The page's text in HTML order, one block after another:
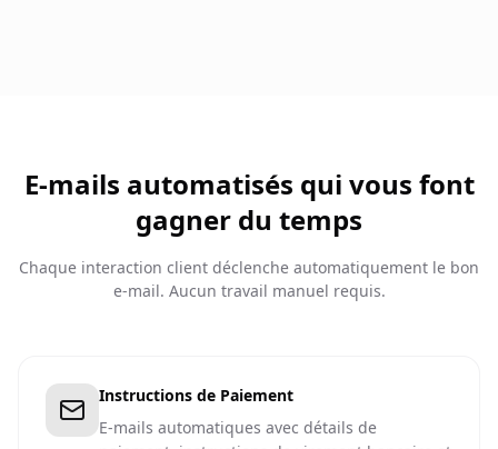
E-mails automatisés qui vous font
gagner du temps
Chaque interaction client déclenche automatiquement le bon
e-mail. Aucun travail manuel requis.
Instructions de Paiement
E-mails automatiques avec détails de